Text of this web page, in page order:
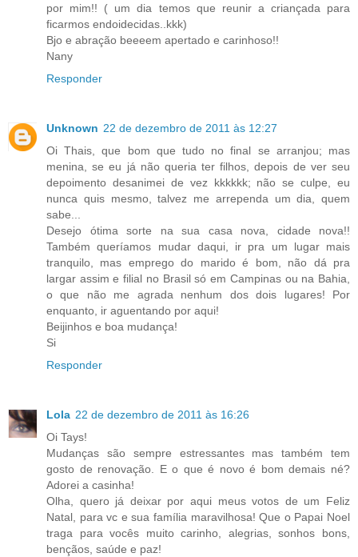
por mim!! ( um dia temos que reunir a criançada para
ficarmos endoidecidas..kkk)
Bjo e abração beeeem apertado e carinhoso!!
Nany
Responder
Unknown 22 de dezembro de 2011 às 12:27
Oi Thais, que bom que tudo no final se arranjou; mas
menina, se eu já não queria ter filhos, depois de ver seu
depoimento desanimei de vez kkkkkk; não se culpe, eu
nunca quis mesmo, talvez me arrependa um dia, quem
sabe...
Desejo ótima sorte na sua casa nova, cidade nova!!
Também queríamos mudar daqui, ir pra um lugar mais
tranquilo, mas emprego do marido é bom, não dá pra
largar assim e filial no Brasil só em Campinas ou na Bahia,
o que não me agrada nenhum dos dois lugares! Por
enquanto, ir aguentando por aqui!
Beijinhos e boa mudança!
Si
Responder
Lola 22 de dezembro de 2011 às 16:26
Oi Tays!
Mudanças são sempre estressantes mas também tem
gosto de renovação. E o que é novo é bom demais né?
Adorei a casinha!
Olha, quero já deixar por aqui meus votos de um Feliz
Natal, para vc e sua família maravilhosa! Que o Papai Noel
traga para vocês muito carinho, alegrias, sonhos bons,
bençãos, saúde e paz!